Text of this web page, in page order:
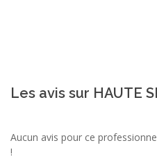
Les avis sur HAUTE
Aucun avis pour ce
!